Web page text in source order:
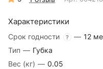
Характеристики
Срок годности ? — 12
Тип — Губка
Вес (кг) — 0.05